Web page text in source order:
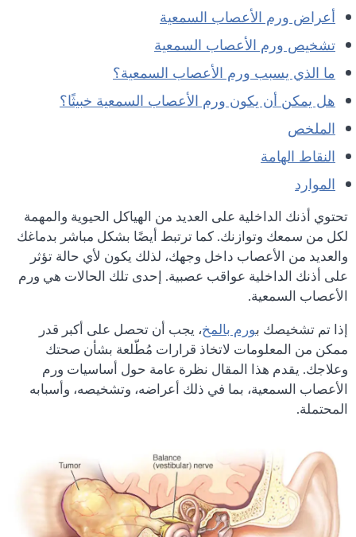
أعراض ورم الأعصاب السمعية
تشخيص ورم الأعصاب السمعية
ما الذي يسبب ورم الأعصاب السمعية؟
هل يمكن أن يكون ورم الأعصاب السمعية خبيثًا؟
الملخص
النقاط الهامة
الموارد
تحتوي أذنك الداخلية على العديد من الهياكل الحيوية والمهمة
لكل من سمعك وتوازنك. كما ترتبط أيضًا بشكل مباشر بدماغك
والعديد من الأعصاب داخل وجهك، لذلك يكون لأي حالة تؤثر
على أذنك الداخلية عواقب عصبية. إحدى تلك الحالات هي ورم
الأعصاب السمعية.
إذا تم تشخيصك بورم بالمخ، يجب أن تحصل على أكبر قدر
ممكن من المعلومات لاتخاذ قرارات مُطّلعة بشأن صحتك
وعلاجك. يقدم هذا المقال نظرة عامة حول أساسيات ورم
الأعصاب السمعية، بما في ذلك أعراضه، وتشخيصه، وأسبابه
المحتملة.